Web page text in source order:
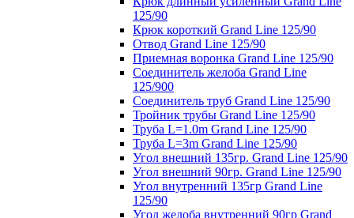
125/90
Крюк короткий Grand Line 125/90
Отвод Grand Line 125/90
Приемная воронка Grand Line 125/90
Соединитель желоба Grand Line
125/900
Соединитель труб Grand Line 125/90
Тройник трубы Grand Line 125/90
Труба L=1.0m Grand Line 125/90
Труба L=3m Grand Line 125/90
Угол внешний 135гр. Grand Line 125/90
Угол внешний 90гр. Grand Line 125/90
Угол внутренний 135гр Grand Line
125/90
Угол желоба внутренний 90гр Grand